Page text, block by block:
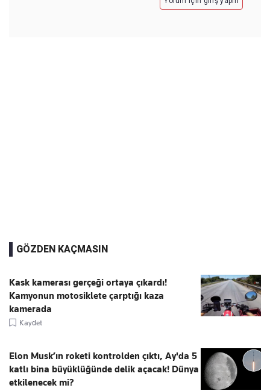
GÖZDEN KAÇMASIN
Kask kamerası gerçeği ortaya çıkardı!
Kamyonun motosiklete çarptığı kaza
kamerada
Kaydet
Elon Musk’ın roketi kontrolden çıktı, Ay'da 5
katlı bina büyüklüğünde delik açacak! Dünya
etkilenecek mi?